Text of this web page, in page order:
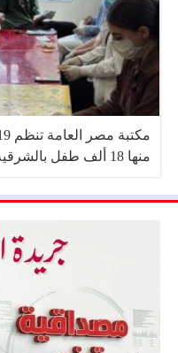
منها 18 ألف طفل بالشرقية